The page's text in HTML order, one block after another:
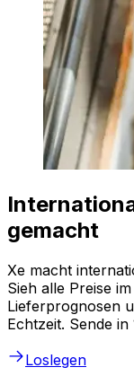
gemacht
Xe macht
Sieh alle Preise
Lieferprognosen
Echtzeit. Sende
Loslegen